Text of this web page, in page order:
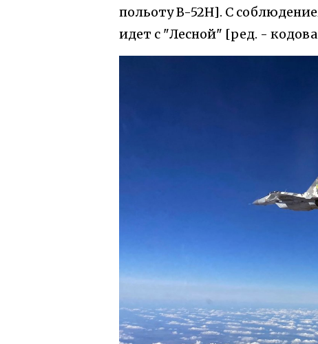
польоту B-52H]. С
идет с "Лесной" [ред. - кодова